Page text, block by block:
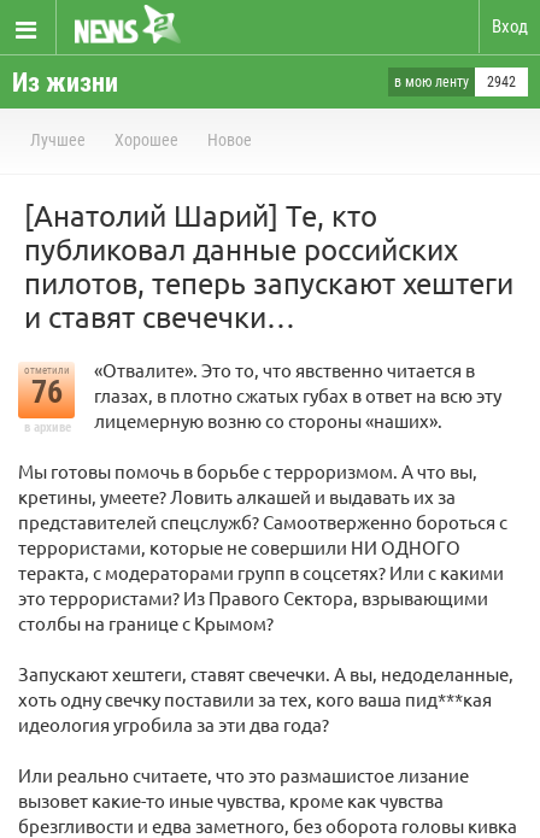
Вход
Из жизни в мою ленту 2942
Лучшее Хорошее Новое
[Анатолий Шарий] Те, кто
публиковал данные российских
пилотов, теперь запускают хештеги
и ставят свечечки…
отметили
76
в архиве
«Отвалите». Это то, что явственно читается в
глазах, в плотно сжатых губах в ответ на всю эту
лицемерную возню со стороны «наших».
Мы готовы помочь в борьбе с терроризмом. А что вы,
кретины, умеете? Ловить алкашей и выдавать их за
представителей спецслужб? Самоотверженно бороться с
террористами, которые не совершили НИ ОДНОГО
теракта, с модераторами групп в соцсетях? Или с какими
это террористами? Из Правого Сектора, взрывающими
столбы на границе с Крымом?
Запускают хештеги, ставят свечечки. А вы, недоделанные,
хоть одну свечку поставили за тех, кого ваша пид***кая
идеология угробила за эти два года?
Или реально считаете, что это размашистое лизание
вызовет какие-то иные чувства, кроме как чувства
брезгливости и едва заметного, без оборота головы кивка